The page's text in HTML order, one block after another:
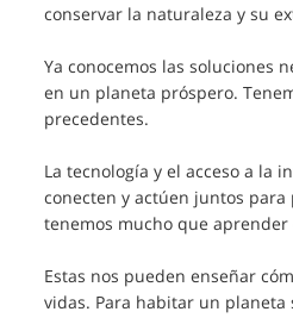
conservar la naturaleza y su
Ya conocemos las soluciones
en un planeta próspero.
precedentes.
La tecnología y el acceso a la
conecten y actúen juntos
tenemos mucho que
Estas nos pueden enseñar
vidas. Para habitar un